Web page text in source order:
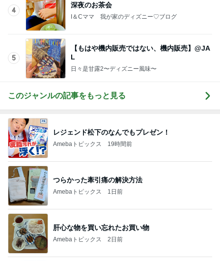
4
深夜のお茶会
I＆Cママ 我が家のディズニー♡ブログ
5
【もはや機内販売ではない、機内販売】@JA
L
日々是甘露2〜ディズニー風味〜
このジャンルの記事をもっと見る
レジェンド松下のなんでもプレゼン！
Amebaトピックス 19時間前
つらかった牽引痛の解決方法
Amebaトピックス 1日前
肝心な物を買い忘れたお買い物
Amebaトピックス 2日前